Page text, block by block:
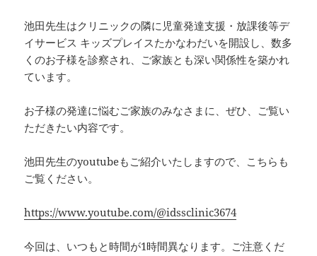
池田先生はクリニックの隣に児童発達支援・放課後等デ
イサービス キッズプレイスたかなわだいを開設し、数多
くのお子様を診察され、ご家族とも深い関係性を築かれ
ています。
お子様の発達に悩むご家族のみなさまに、ぜひ、ご覧い
ただきたい内容です。
池田先生のyoutubeもご紹介いたしますので、こちらも
ご覧ください。
https://www.youtube.com/@idssclinic3674
今回は、いつもと時間が1時間異なります。ご注意くだ